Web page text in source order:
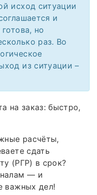
исход ситуации
и
но
раз. Во
из ситуации –
на заказ: быстро,
расчёты,
сдать
(РГР) в срок?
— и
важных дел!